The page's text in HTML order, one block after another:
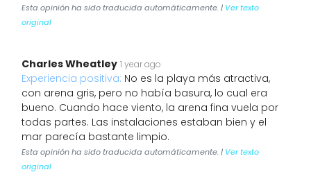
Esta opinión ha sido traducida automáticamente. | Ver texto
original
Charles Wheatley 1 year ago
Experiencia positiva: No es la playa más atractiva,
con arena gris, pero no había basura, lo cual era
bueno. Cuando hace viento, la arena fina vuela por
todas partes. Las instalaciones estaban bien y el
mar parecía bastante limpio.
Esta opinión ha sido traducida automáticamente. | Ver texto
original